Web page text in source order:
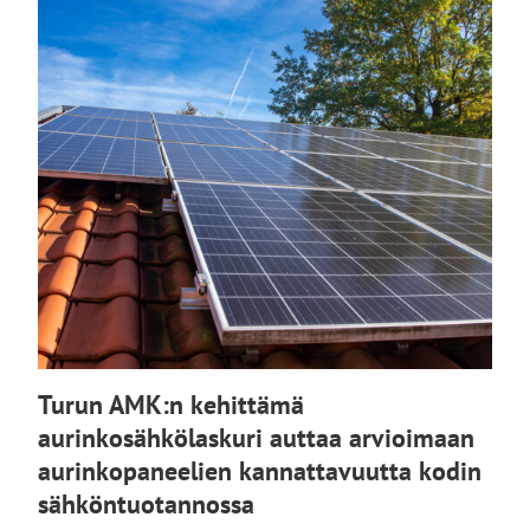
Turun AMK:n kehittämä
aurinkosähkölaskuri auttaa arvioimaan
aurinkopaneelien kannattavuutta kodin
sähköntuotannossa